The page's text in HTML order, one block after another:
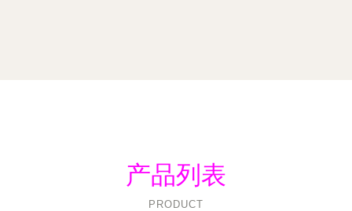
产品列表
PRODUCT